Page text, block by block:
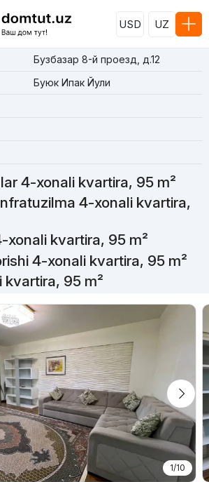
USD UZ
Бузбазар 8-й проезд, д.12
Буюк Ипак Йули
4-xonali kvartira, 95 m²
4-xonali kvartira,
xonali kvartira, 95 m²
4-xonali kvartira, 95 m²
95 m²
1/10